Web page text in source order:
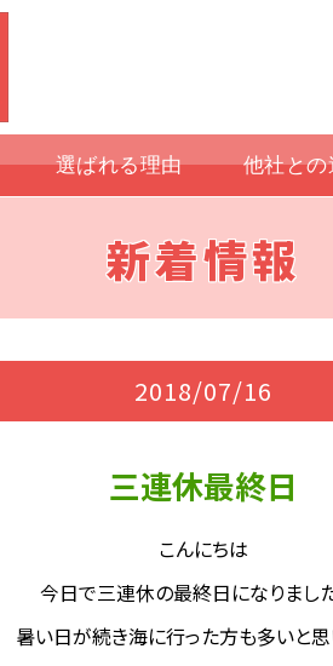
選ばれる理由 他社との
新着情報
2018/07/16
三連休最終日
こんにちは
今日で三連休の最終日になりまし
暑い日が続き海に行った方も多いと思